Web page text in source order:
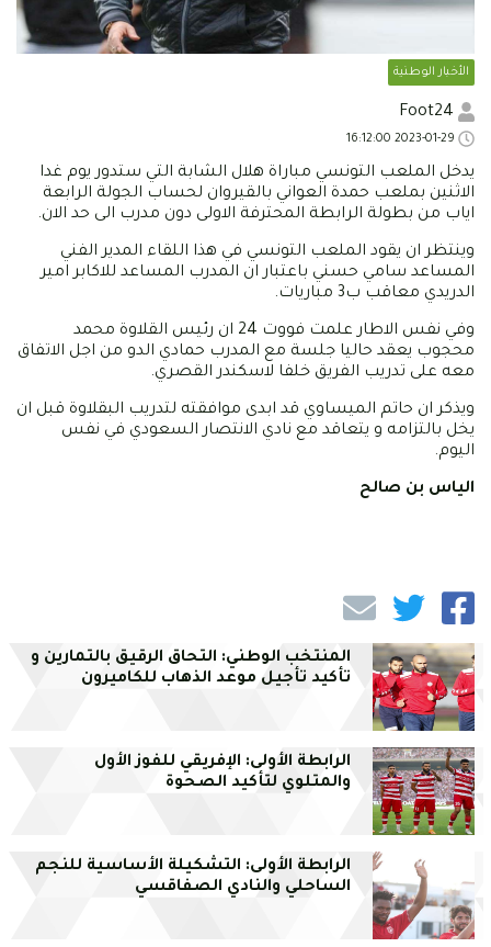
الأخبار الوطنية
يدخل الملعب التونسي مباراة هلال الشابة التي ستدور يوم غدا
الاثنين بملعب حمدة العواني بالقيروان لحساب الجولة الرابعة
اياب من بطولة الرابطة المحترفة الاولى دون مدرب الى حد الان.
وينتظر ان يقود الملعب التونسي في هذا اللقاء المدير الفني
المساعد سامي حسني باعتبار ان المدرب المساعد للاكابر امير
الدريدي معاقب ب3 مباريات.
وفي نفس الاطار علمت فووت 24 ان رئيس القلاوة محمد
محجوب يعقد حاليا جلسة مع المدرب حمادي الدو من اجل الاتفاق
معه على تدريب الفريق خلفا لاسكندر القصري.
ويذكر ان حاتم الميساوي قد ابدى موافقته لتدريب البقلاوة قبل ان
يخل بالتزامه و يتعاقد مع نادي الانتصار السعودي في نفس
اليوم.
الياس بن صالح
المنتخب الوطني: التحاق الرقيق بالتمارين و
تأكيد تأجيل موعد الذهاب للكاميرون
الرابطة الأولى: الإفريقي للفوز الأول
والمتلوي لتأكيد الصحوة
الرابطة الأولى: التشكيلة الأساسية للنجم
الساحلي والنادي الصفاقسي